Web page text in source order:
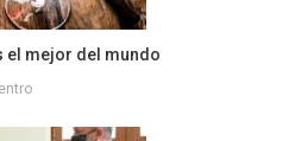
el mejor del mundo